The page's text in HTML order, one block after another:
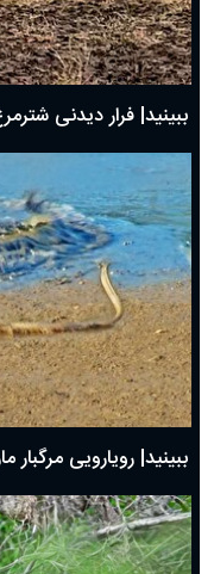
ببینید| فرار دیدنی
ببینید| رویارویی مرگبار